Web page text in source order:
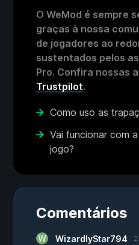
O WeMod é sempre
graças à nossa
de jogadores ao
sustentados pelos
Pro. Confira nossas
Trustpilot.
Como uso as
Vai funcionar com
jogo?
Comentários
WizardlyStar794